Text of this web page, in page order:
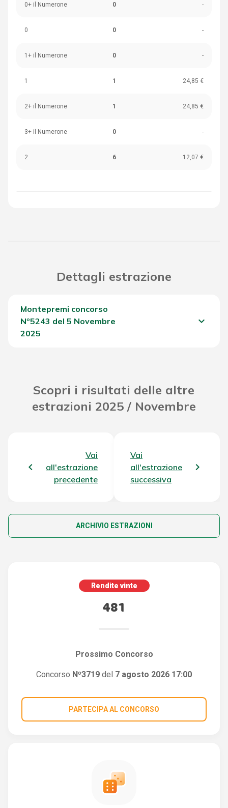
0+ il Numerone 0 -
0 0 -
1+ il Numerone 0 -
1 1 24,85 €
2+ il Numerone 1 24,85 €
3+ il Numerone 0 -
2 6 12,07 €
Dettagli estrazione
Montepremi concorso
Nº5243 del 5 Novembre
2025
keyboard_arrow_down
Scopri i risultati delle altre
estrazioni 2025 / Novembre
Vai
all'estrazione
precedente
Vai
all'estrazione
successiva
ARCHIVIO ESTRAZIONI
Rendite vinte
481
Prossimo Concorso
Concorso Nº3719 del 7 agosto 2026 17:00
PARTECIPA AL CONCORSO